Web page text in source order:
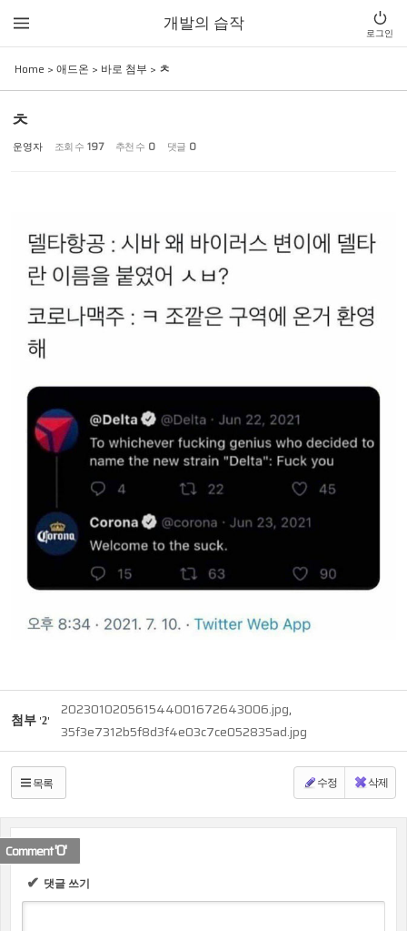
개발의 습작 로그인
Home > 애드온 > 바로 첨부 > ㅊ
ㅊ
운영자 조회 수 197 추천 수 0 댓글 0
첨부 '2'
202301020561544001672643006.jpg,
35f3e7312b5f8d3f4e03c7ce052835ad.jpg
목록 수정 삭제
Comment'0'
✔ 댓글 쓰기